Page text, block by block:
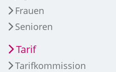
Frauen
Senioren
Tarif
Tarifkommission